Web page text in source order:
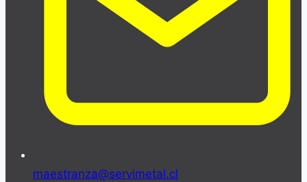
maestranza@servimetal.cl